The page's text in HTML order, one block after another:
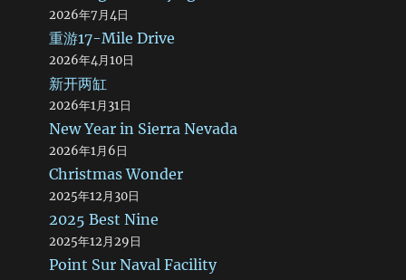
2026年7月4日
重游17-Mile Drive
2026年4月10日
新开两缸
2026年1月31日
New Year in Sierra Nevada
2026年1月6日
Christmas Wonder
2025年12月30日
2025 Best Nine
2025年12月29日
Point Sur Naval Facility